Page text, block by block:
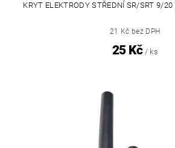
KRYT ELEKTRODY STŘEDNÍ SR/SRT 9/20
21 Kč bez DPH
25 Kč / ks